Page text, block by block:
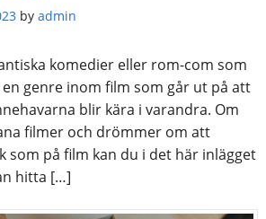
by admin
komedier eller rom-com som
genre inom film som går ut på att
blir kära i varandra. Om
filmer och drömmer om att
som på film kan du i det här inlägget
hitta […]